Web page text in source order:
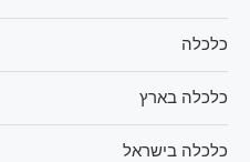
כלכלה
כלכלה בארץ
כלכלה בישראל